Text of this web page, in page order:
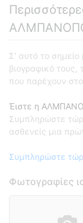
Σ' αυτό το σημείο
βιογραφικό τους,
που παρέχουν στο
Έιστε η
Συμπληρώστε
ασθενείς μια
Συμπληρώστε
Φωτογραφίες